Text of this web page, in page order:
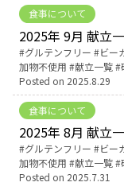
食事について
2025年 9月 献立
Tags:
グルテンフリー ビー
加物不使用
献立一覧
Posted on 2025.8.29
食事について
2025年 8月 献立
Tags:
グルテンフリー ビー
加物不使用
献立一覧
Posted on 2025.7.31